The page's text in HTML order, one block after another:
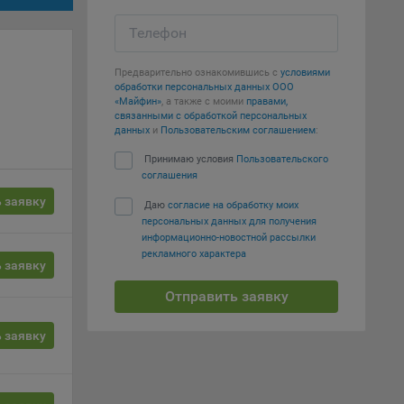
заявку
заявку
заявку
Телефон
Предварительно ознакомившись с условиями
обработки персональных данных ООО
«Майфин», а также с моими правами,
связанными с обработкой персональных
данных и Пользовательским соглашением:
Принимаю условия Пользовательского
соглашения
Даю согласие на обработку моих
персональных данных для получения
информационно-новостной рассылки
рекламного характера
Отправить заявку